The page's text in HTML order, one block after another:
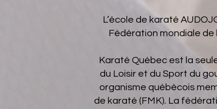
L’école de karaté
Fédération mondiale de
Karaté Québec est la
du Loisir et du Sport du
organisme québécois
de karaté (FMK). La